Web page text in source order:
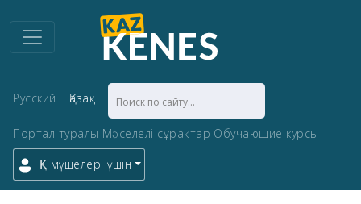
Русский Қазақ
Портал туралы Мәселелі сұрақтар Обучающие курсы
ҚК мүшелері үшін